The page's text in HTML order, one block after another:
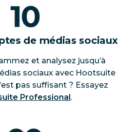
de médias sociaux
et analysez jusqu’à
sociaux avec Hootsuite
pas suffisant ? Essayez
Professional.